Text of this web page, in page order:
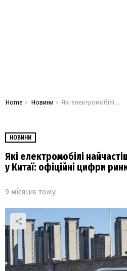
You are here:
Home Новини Які електромобілі найчастіше купували в жовтні у Китаї: офіційні цифри ринку
НОВИНИ
Які електромобілі
у Китаї: офіційні цифри
9 місяців тому